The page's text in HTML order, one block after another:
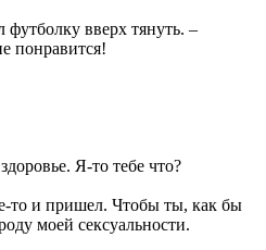
футболку вверх тянуть. –
понравится!
Я-то тебе что?
то и пришел. Чтобы ты, как бы
моей сексуальности.